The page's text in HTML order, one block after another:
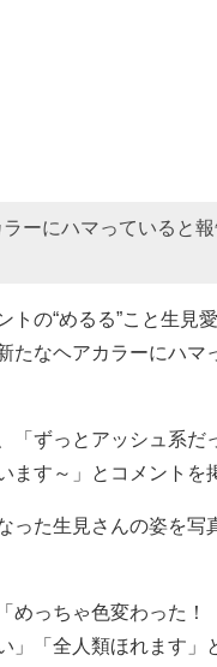
ーにハマっていると報
の“めるる”こと生見
たなヘアカラーにハマ
「ずっとアッシュ系だ
ます～」とコメントを
った生見さんの姿を写
めっちゃ色変わった！
」「全人類ほれます」